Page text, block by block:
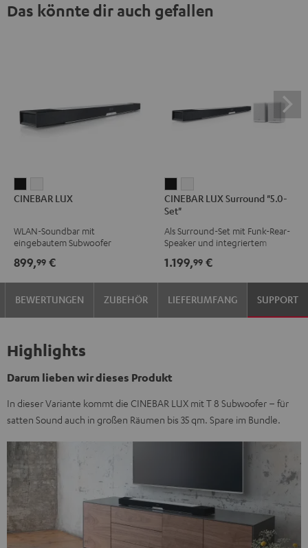
Das könnte dir auch gefallen
LUXLUX
CINEBAR LUX
WLAN-Soundbar mit
eingebautem Subwoofer
899,99 €
LUX
Surround
"5.0-
Schwarz
LUX
"5.0-
Weiß
CINEBAR LUX Surround "5.0-
Set"
Als Surround-Set mit Funk-Rear-
Speaker und integriertem
1.199,99 €
BEWERTUNGEN ZUBEHÖR LIEFERUMFANG SUPPORT
Highlights
Darum lieben wir dieses Produkt
In dieser Variante kommt die CINEBAR LUX mit T 8 Subwoofer – für
satten Sound auch in großen Räumen bis 35 qm. Spare im Bundle.